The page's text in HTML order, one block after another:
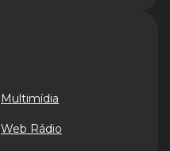
Multimídia
Web Rádio